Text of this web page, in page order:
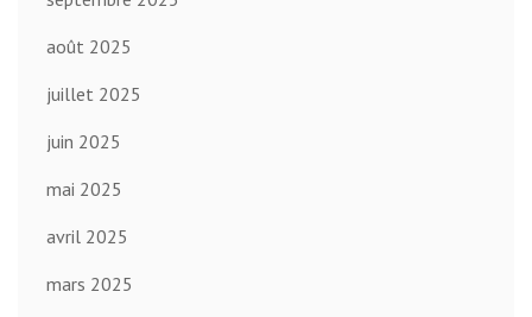
août 2025
juillet 2025
juin 2025
mai 2025
avril 2025
mars 2025